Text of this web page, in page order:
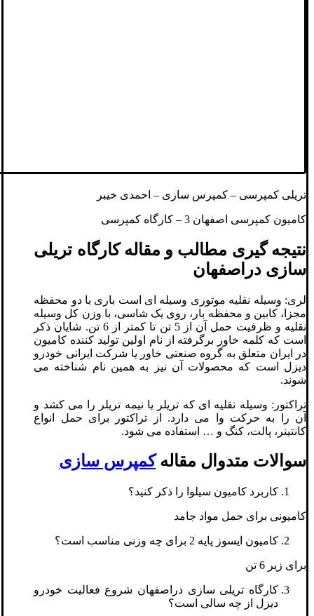
تریلی کمپرسی – کمپرس سازی – احمدی خیبر
کامیون کمپرسی اصفهان 3 – کارگاه کمپرسی
نتیجه گیری مطالب و مقاله کارگاه تریلی
سازی دراصفهان
لری: وسیله نقلیه موتوری وسیله ای است باری با دو محفظه
مجزا، کابین و محفظه بار، روی یک شاسی، با وزن کل وسیله
نقلیه و ظرفیت حمل آن از 5 تن تا کمتر از 6 تن. شایان ذکر
است که کلمه خاور برگرفته از نام اولین تولید کننده کامیون
در ایران متعلق به گروه صنعتی خاور یا شرکت ایرانی خودرو
دیزل است که محصولات آن نیز به همین نام شناخته می
شوند.
تراکتور: وسیله نقلیه ای که تریلر یا نیمه تریلر را می کشد و
آن را به حرکت وا می دارد. از تراکتور برای حمل انواع
کانتینر، پالت، کنگ و … استفاده می شود.
سوالات متدوال مقالهکمپرس سازی
کاربرد کامیون سیلوا را ذکر کنید؟
کامیونی برای حمل مواد جامد
کامیون ایسوز پایه 2 برای چه وزنی مناسب است؟
برای زیر 6 تن
کارگاه تریلی سازی دراصفهان شروع فعالیت خودرو
دیزل از چه سالی است؟